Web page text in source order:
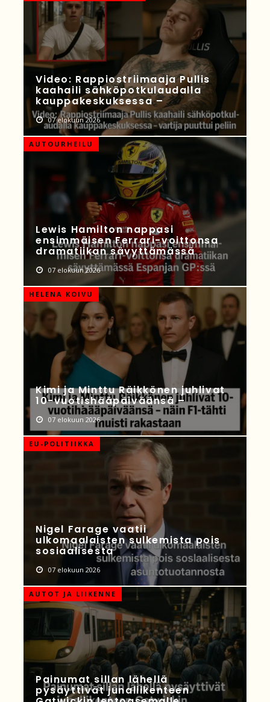
Video: Rappiostriimaaja Pullis
kaahaili sähköpotkulaudalla
kauppakeskuksessa –
07 elokuun 2026
AUTOURHEILU
Lewis Hamilton nappasi
ensimmäisen Ferrari-voittonsa
dramatiikan sävyttämässä
07 elokuun 2026
HELENA KOIVU
Kimi ja Minttu Räikkönen juhlivat
10-vuotishääpäiväänsä –
07 elokuun 2026
EU-POLITIIKKA
Nigel Farage vaatii
ulkomaalaisten sulkemista pois
sosiaalisesta
07 elokuun 2026
AUTOT JA LIIKENNE
Painumat sillan lähellä
pysäyttivät junaliikenteen